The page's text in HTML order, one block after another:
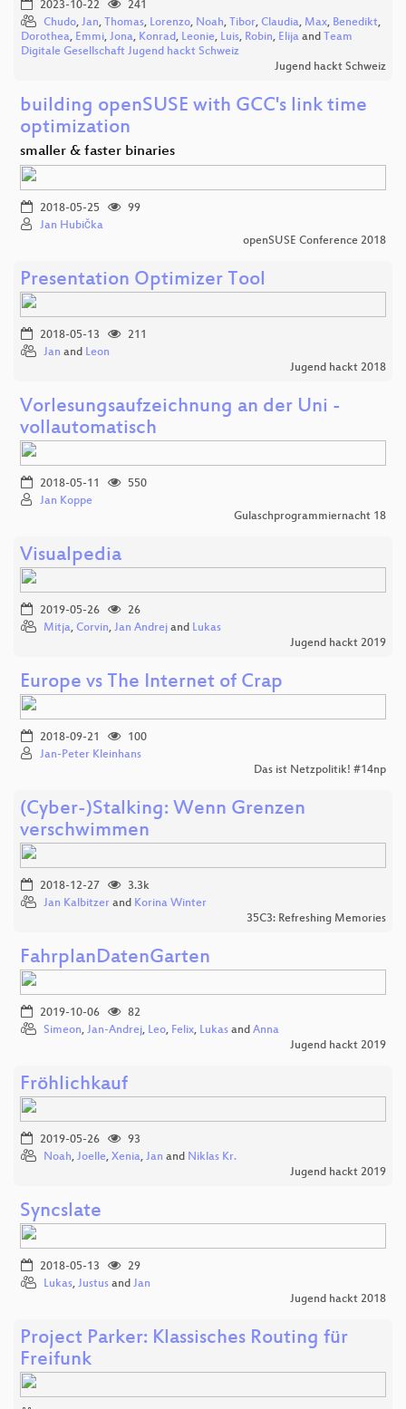
2023-10-22
241
Chudo, Jan, Thomas, Lorenzo, Noah, Tibor, Claudia, Max, Benedikt,
Dorothea, Emmi, Jona, Konrad, Leonie, Luis, Robin, Elija and Team
Digitale Gesellschaft Jugend hackt Schweiz
Jugend hackt Schweiz
building openSUSE with GCC's link time
optimization
smaller & faster binaries
2018-05-25
99
Jan Hubička
openSUSE Conference 2018
Presentation Optimizer Tool
2018-05-13
211
Jan and Leon
Jugend hackt 2018
Vorlesungsaufzeichnung an der Uni -
vollautomatisch
2018-05-11
550
Jan Koppe
Gulaschprogrammiernacht 18
Visualpedia
2019-05-26
26
Mitja, Corvin, Jan Andrej and Lukas
Jugend hackt 2019
Europe vs The Internet of Crap
2018-09-21
100
Jan-Peter Kleinhans
Das ist Netzpolitik! #14np
(Cyber-)Stalking: Wenn Grenzen
verschwimmen
2018-12-27
3.3k
Jan Kalbitzer and Korina Winter
35C3: Refreshing Memories
FahrplanDatenGarten
2019-10-06
82
Simeon, Jan-Andrej, Leo, Felix, Lukas and Anna
Jugend hackt 2019
Fröhlichkauf
2019-05-26
93
Noah, Joelle, Xenia, Jan and Niklas Kr.
Jugend hackt 2019
Syncslate
2018-05-13
29
Lukas, Justus and Jan
Jugend hackt 2018
Project Parker: Klassisches Routing für
Freifunk